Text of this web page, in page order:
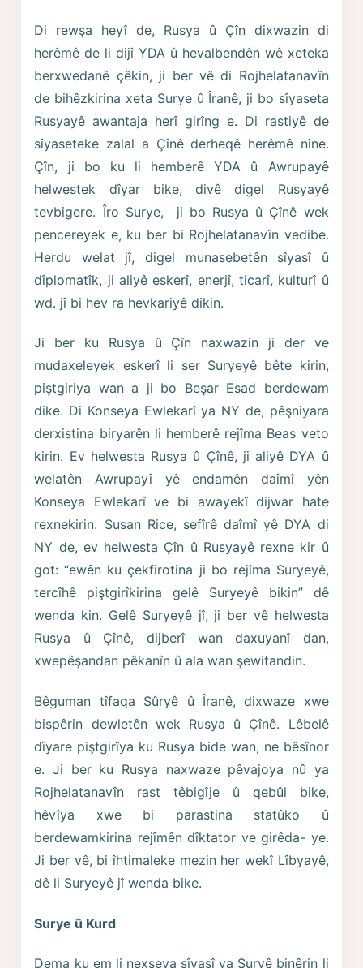
Di rewşa heyî de, Rusya û Çîn dixwazin di
herêmê de li dijî YDA û hevalbendên wê xeteka
berxwedanê çêkin, ji ber vê di Rojhelatanavîn
de bihêzkirina xeta Surye û Îranê, ji bo sîyaseta
Rusyayê awantaja herî girîng e. Di rastiyê de
sîyaseteke zalal a Çînê derheqê herêmê nîne.
Çîn, ji bo ku li hemberê YDA û Awrupayê
helwestek dîyar bike, divê digel Rusyayê
tevbigere. Îro Surye, ji bo Rusya û Çînê wek
pencereyek e, ku ber bi Rojhelatanavîn vedibe.
Herdu welat jî, digel munasebetên sîyasî û
dîplomatîk, ji aliyê eskerî, enerjî, ticarî, kulturî û
wd. jî bi hev ra hevkariyê dikin.
Ji ber ku Rusya û Çîn naxwazin ji der ve
mudaxeleyek eskerî li ser Suryeyê bête kirin,
piştgiriya wan a ji bo Beşar Esad berdewam
dike. Di Konseya Ewlekarî ya NY de, pêşniyara
derxistina biryarên li hemberê rejîma Beas veto
kirin. Ev helwesta Rusya û Çînê, ji aliyê DYA û
welatên Awrupayî yê endamên daîmî yên
Konseya Ewlekarî ve bi awayekî dijwar hate
rexnekirin. Susan Rice, sefîrê daîmî yê DYA di
NY de, ev helwesta Çîn û Rusyayê rexne kir û
got: “ewên ku çekfirotina ji bo rejîma Suryeyê,
tercîhê piştgirîkirina gelê Suryeyê bikin” dê
wenda kin. Gelê Suryeyê jî, ji ber vê helwesta
Rusya û Çînê, dijberî wan daxuyanî dan,
xwepêşandan pêkanîn û ala wan şewitandin.
Bêguman tîfaqa Sûryê û Îranê, dixwaze xwe
bispêrin dewletên wek Rusya û Çînê. Lêbelê
dîyare piştgirîya ku Rusya bide wan, ne bêsînor
e. Ji ber ku Rusya naxwaze pêvajoya nû ya
Rojhelatanavîn rast têbigîje û qebûl bike,
hêvîya xwe bi parastina statûko û
berdewamkirina rejîmên dîktator ve girêda- ye.
Ji ber vê, bi îhtimaleke mezin her wekî Lîbyayê,
dê li Suryeyê jî wenda bike.
Surye û Kurd
Dema ku em li nexşeya sîyasî ya Suryê binêrin li